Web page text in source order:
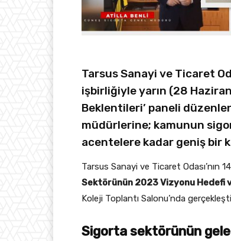
Tarsus Sanayi ve Ticaret
işbirliğiyle yarın (28
Beklentileri’ paneli
müdürlerine; kamunun
acentelere kadar geniş bir
Tarsus Sanayi ve Ticaret Odası’nın
Sektörünün 2023 Vizyonu Hedefi
Koleji Toplantı Salonu’nda
Sigorta sektörünün